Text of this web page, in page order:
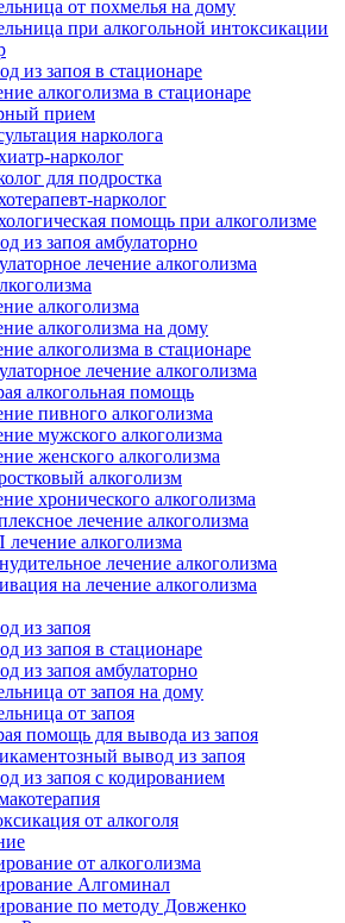
от похмелья на дому
при алкогольной интоксикации
из запоя в стационаре
алкоголизма в стационаре
прием
нарколога
нарколог
для подростка
нарколог
помощь при алкоголизме
из запоя амбулаторно
лечение алкоголизма
алкоголизма
алкоголизма на дому
алкоголизма в стационаре
лечение алкоголизма
алкогольная помощь
пивного алкоголизма
мужского алкоголизма
женского алкоголизма
алкоголизм
хронического алкоголизма
лечение алкоголизма
алкоголизма
лечение алкоголизма
на лечение алкоголизма
из запоя
из запоя в стационаре
из запоя амбулаторно
от запоя на дому
от запоя
помощь для вывода из запоя
вывод из запоя
из запоя с кодированием
от алкоголя
от алкоголизма
Алгоминал
по методу Довженко